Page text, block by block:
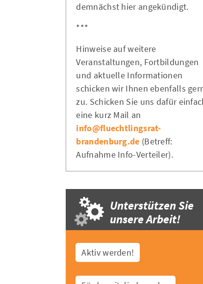
demnächst hier angekündigt.
***
Hinweise auf weitere
Veranstaltungen, Fortbildungen
und aktuelle Informationen
schicken wir Ihnen ebenfalls
zu. Schicken Sie uns dafür
eine kurz Mail an
info@fluechtlingsrat-
brandenburg.de (Betreff:
Aufnahme Info-Verteiler).
Unterstützen Sie
unsere Arbeit!
Aktiv werden!